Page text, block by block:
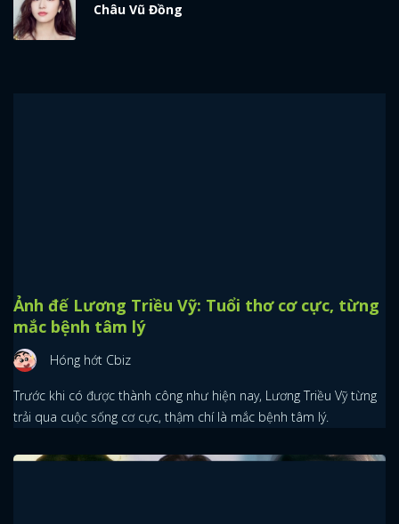
Châu Vũ Đồng
Ảnh đế Lương Triều Vỹ: Tuổi thơ cơ cực, từng
mắc bệnh tâm lý
Hóng hớt Cbiz
Trước khi có được thành công như hiện nay, Lương Triều Vỹ từng
trải qua cuộc sống cơ cực, thậm chí là mắc bệnh tâm lý.